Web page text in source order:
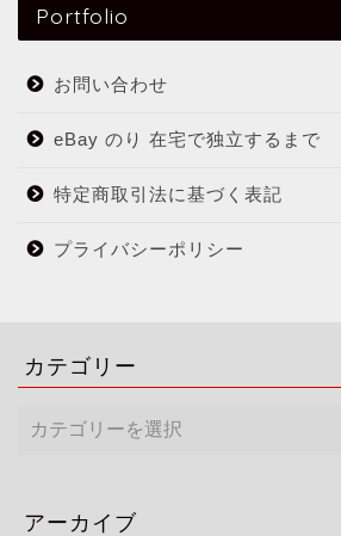
Portfolio
お問い合わせ
eBay のり 在宅で独立するまで
特定商取引法に基づく表記
プライバシーポリシー
カテゴリー
アーカイブ